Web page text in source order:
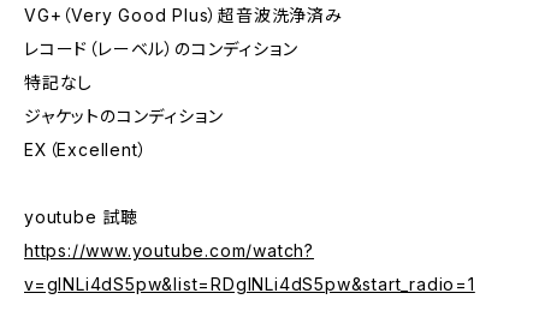
VG+（Very Good Plus）超音波洗浄済み
レコード（レーベル）のコンディション
特記なし
ジャケットのコンディション
EX（Excellent）
youtube 試聴
https://www.youtube.com/watch?
v=gINLi4dS5pw&list=RDgINLi4dS5pw&start_radio=1